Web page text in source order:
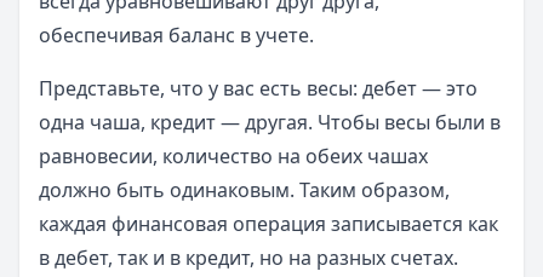
обеспечивая баланс в учете.
Представьте, что у вас есть весы: дебет — это
одна чаша, кредит — другая. Чтобы весы были в
равновесии, количество на обеих чашах
должно быть одинаковым. Таким образом,
каждая финансовая операция записывается как
в дебет, так и в кредит, но на разных счетах.